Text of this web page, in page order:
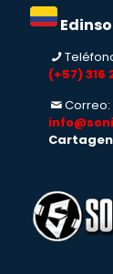
(+57) 316
Correo: